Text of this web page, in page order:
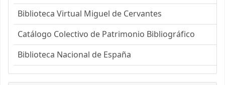
Biblioteca Virtual Miguel de Cervantes
Catálogo Colectivo de Patrimonio Bibliográfico
Biblioteca Nacional de España